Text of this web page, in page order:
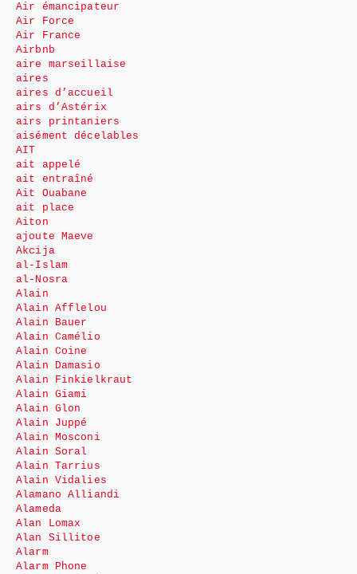
Air émancipateur
Air Force
Air France
Airbnb
aire marseillaise
aires
aires d’accueil
airs d’Astérix
airs printaniers
aisément décelables
AIT
ait appelé
ait entraîné
Ait Ouabane
ait place
Aiton
ajoute Maeve
Akcija
al-Islam
al-Nosra
Alain
Alain Afflelou
Alain Bauer
Alain Camélio
Alain Coine
Alain Damasio
Alain Finkielkraut
Alain Giami
Alain Glon
Alain Juppé
Alain Mosconi
Alain Soral
Alain Tarrius
Alain Vidalies
Alamano Alliandi
Alameda
Alan Lomax
Alan Sillitoe
Alarm
Alarm Phone